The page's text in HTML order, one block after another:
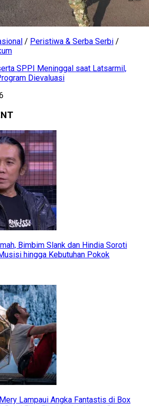
/ Peristiwa & Serba Serbi /
SPPI Meninggal saat Latsarmil,
Dievaluasi
Bimbim Slank dan Hindia Soroti
hingga Kebutuhan Pokok
Lampaui Angka Fantastis di Box